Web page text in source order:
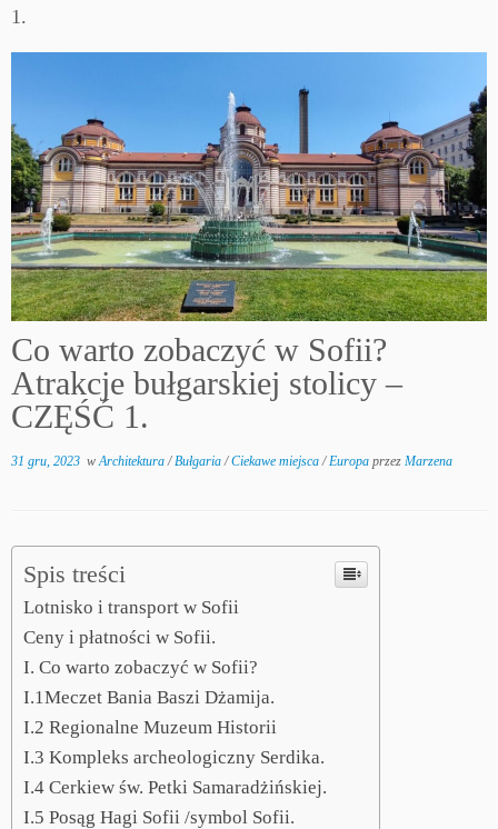
1.
Co warto zobaczyć w Sofii?
Atrakcje bułgarskiej stolicy –
CZĘŚĆ 1.
31 gru, 2023 wArchitektura/Bułgaria/Ciekawe miejsca/Europa przez Marzena
Spis treści
Lotnisko i transport w Sofii
Ceny i płatności w Sofii.
I. Co warto zobaczyć w Sofii?
I.1Meczet Bania Baszi Dżamija.
I.2 Regionalne Muzeum Historii
I.3 Kompleks archeologiczny Serdika.
I.4 Cerkiew św. Petki Samaradżińskiej.
I.5 Posąg Hagi Sofii /symbol Sofii.